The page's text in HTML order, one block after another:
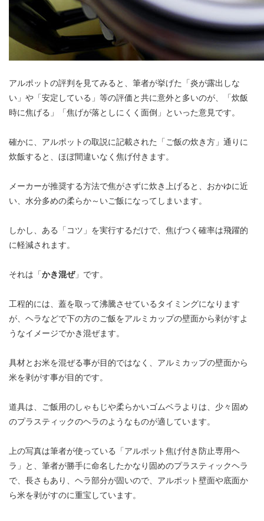
アルポットの評判を見てみると、筆者が挙げた「炎が露出しな
い」や「安定している」等の評価と共に意外と多いのが、「炊飯
時に焦げる」「焦げが落としにくく面倒」といった意見です。
確かに、アルポットの取説に記載された「ご飯の炊き方」通りに
炊飯すると、ほぼ間違いなく焦げ付きます。
メーカーが推奨する方法で焦がさずに炊き上げると、おかゆに近
い、水分多めの柔らか～いご飯になってしまいます。
しかし、ある「コツ」を実行するだけで、焦げつく確率は飛躍的
に軽減されます。
それは「かき混ぜ」です。
工程的には、蓋を取って沸騰させているタイミングになります
が、ヘラなどで下の方のご飯をアルミカップの壁面から剥がすよ
うなイメージでかき混ぜます。
具材とお米を混ぜる事が目的ではなく、アルミカップの壁面から
米を剥がす事が目的です。
道具は、ご飯用のしゃもじや柔らかいゴムベラよりは、少々固め
のプラスティックのヘラのようなものが適しています。
上の写真は筆者が使っている「アルポット焦げ付き防止専用ヘ
ラ」と、筆者が勝手に命名したかなり固めのプラスティックヘラ
で、長さもあり、ヘラ部分が固いので、アルポット壁面や底面か
ら米を剥がすのに重宝しています。